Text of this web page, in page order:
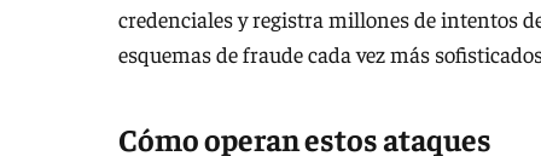
credenciales y registra millones de intentos
esquemas de fraude cada vez más
Cómo operan estos ataques